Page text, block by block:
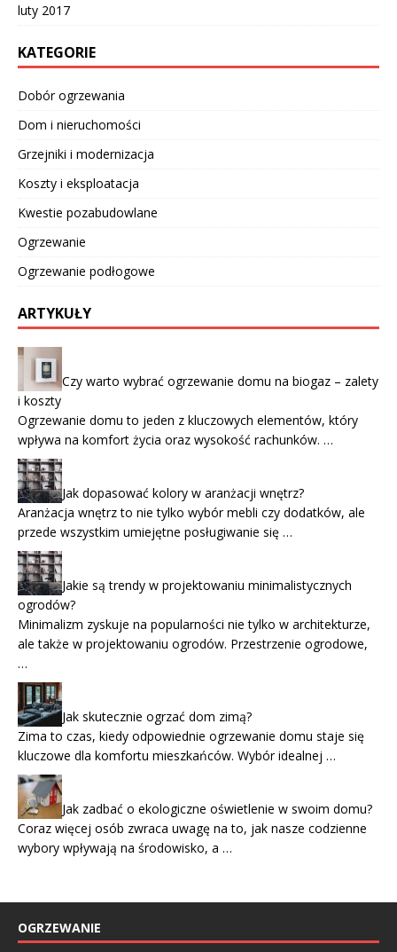
luty 2017
KATEGORIE
Dobór ogrzewania
Dom i nieruchomości
Grzejniki i modernizacja
Koszty i eksploatacja
Kwestie pozabudowlane
Ogrzewanie
Ogrzewanie podłogowe
ARTYKUŁY
Czy warto wybrać ogrzewanie domu na biogaz – zalety
i koszty
Ogrzewanie domu to jeden z kluczowych elementów, który
wpływa na komfort życia oraz wysokość rachunków. …
Jak dopasować kolory w aranżacji wnętrz?
Aranżacja wnętrz to nie tylko wybór mebli czy dodatków, ale
przede wszystkim umiejętne posługiwanie się …
Jakie są trendy w projektowaniu minimalistycznych
ogrodów?
Minimalizm zyskuje na popularności nie tylko w architekturze,
ale także w projektowaniu ogrodów. Przestrzenie ogrodowe,
…
Jak skutecznie ogrzać dom zimą?
Zima to czas, kiedy odpowiednie ogrzewanie domu staje się
kluczowe dla komfortu mieszkańców. Wybór idealnej …
Jak zadbać o ekologiczne oświetlenie w swoim domu?
Coraz więcej osób zwraca uwagę na to, jak nasze codzienne
wybory wpływają na środowisko, a …
OGRZEWANIE